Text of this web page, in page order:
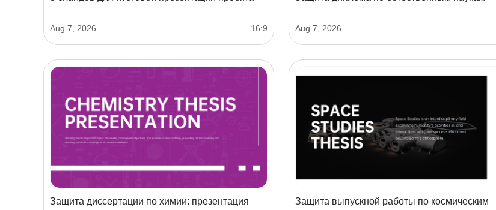
Aug 7, 2026 16:9 Aug 7, 2026
Защита диссертации по химии: презентация
Защита выпускной работы по космическим